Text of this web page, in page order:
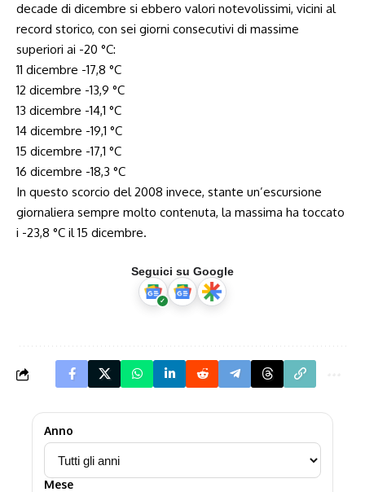
decade di dicembre si ebbero valori notevolissimi, vicini al
record storico, con sei giorni consecutivi di massime
superiori ai -20 °C:
11 dicembre -17,8 °C
12 dicembre -13,9 °C
13 dicembre -14,1 °C
14 dicembre -19,1 °C
15 dicembre -17,1 °C
16 dicembre -18,3 °C
In questo scorcio del 2008 invece, stante un’escursione
giornaliera sempre molto contenuta, la massima ha toccato
i -23,8 °C il 15 dicembre.
Seguici su Google
Anno
Mese